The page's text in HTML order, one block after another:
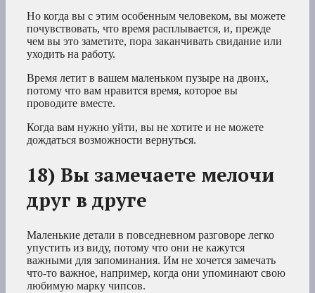
Но когда вы с этим особенным человеком, вы можете
почувствовать, что время расплывается, и, прежде
чем вы это заметите, пора заканчивать свидание или
уходить на работу.
Время летит в вашем маленьком пузыре на двоих,
потому что вам нравится время, которое вы
проводите вместе.
Когда вам нужно уйти, вы не хотите и не можете
дождаться возможности вернуться.
18) Вы замечаете мелочи
друг в друге
Маленькие детали в повседневном разговоре легко
упустить из виду, потому что они не кажутся
важными для запоминания. Им не хочется замечать
что-то важное, например, когда они упоминают свою
любимую марку чипсов.